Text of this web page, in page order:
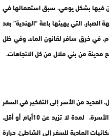
فيها بشكل يومي، سبق استعمالها في
التي يهيئها باعة “الهندية” بعد
في خرق سافر لقانون الماء، وفي ظل
مدينة من بني ملال من كل الاتجاهات.
العديد من الأسر إلى التفكير في السفر
إلى مدن ساحلية، واستئجار منزل يأوي أفراد الأسرة، لمدة لا تزيد عن 10أيام أو أقل،
المادية للسفر إلى الشاطئ، حرارة